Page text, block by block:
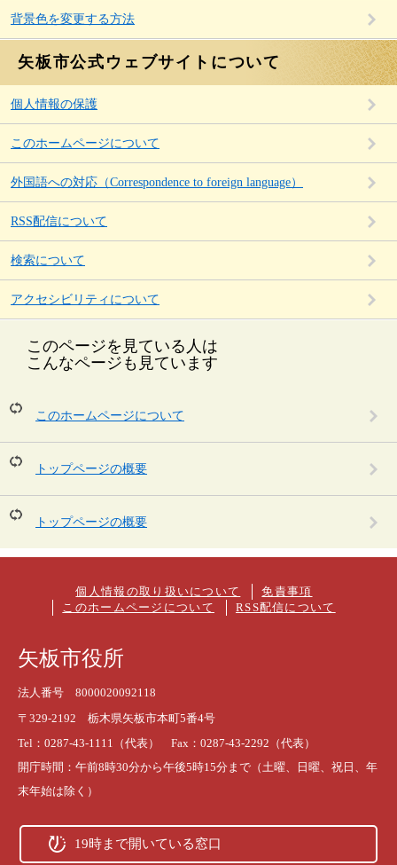
背景色を変更する方法
矢板市公式ウェブサイトについて
個人情報の保護
このホームページについて
外国語への対応（Correspondence to foreign language）
RSS配信について
検索について
アクセシビリティについて
このページを見ている人は
こんなページも見ています
このホームページについて
トップページの概要
トップページの概要
個人情報の取り扱いについて
免責事項
このホームページについて
RSS配信について
矢板市役所
法人番号 8000020092118
〒329-2192 栃木県矢板市本町5番4号
Tel：0287-43-1111（代表） Fax：0287-43-2292（代表）
開庁時間：午前8時30分から午後5時15分まで（土曜、日曜、祝日、年
末年始は除く）
19時まで開いている窓口